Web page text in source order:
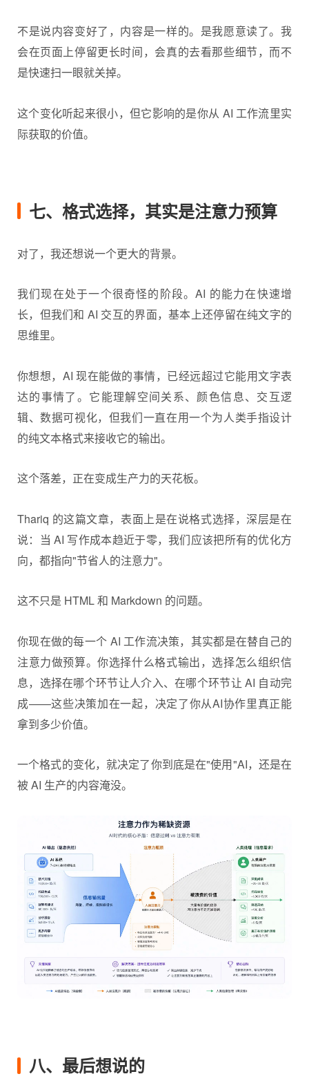
不是说内容变好了，内容是一样的。是我愿意读了。我
会在页面上停留更长时间，会真的去看那些细节，而不
是快速扫一眼就关掉。
这个变化听起来很小，但它影响的是你从 AI 工作流里实
际获取的价值。
七、格式选择，其实是注意力预算
对了，我还想说一个更大的背景。
我们现在处于一个很奇怪的阶段。AI 的能力在快速增
长，但我们和 AI 交互的界面，基本上还停留在纯文字的
思维里。
你想想，AI 现在能做的事情，已经远超过它能用文字表
达的事情了。它能理解空间关系、颜色信息、交互逻
辑、数据可视化，但我们一直在用一个为人类手指设计
的纯文本格式来接收它的输出。
这个落差，正在变成生产力的天花板。
Thariq 的这篇文章，表面上是在说格式选择，深层是在
说：当 AI 写作成本趋近于零，我们应该把所有的优化方
向，都指向"节省人的注意力"。
这不只是 HTML 和 Markdown 的问题。
你现在做的每一个 AI 工作流决策，其实都是在替自己的
注意力做预算。你选择什么格式输出，选择怎么组织信
息，选择在哪个环节让人介入、在哪个环节让 AI 自动完
成——这些决策加在一起，决定了你从AI协作里真正能
拿到多少价值。
一个格式的变化，就决定了你到底是在"使用"AI，还是在
被 AI 生产的内容淹没。
八、最后想说的